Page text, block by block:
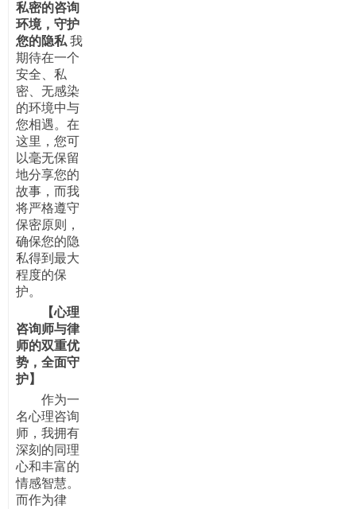
私密的咨询
环境，守护
您的隐私 我
期待在一个
安全、私
密、无感染
的环境中与
您相遇。在
这里，您可
以毫无保留
地分享您的
故事，而我
将严格遵守
保密原则，
确保您的隐
私得到最大
程度的保
护。
【心理
咨询师与律
师的双重优
势，全面守
护】
作为一
名心理咨询
师，我拥有
深刻的同理
心和丰富的
情感智慧。
而作为律